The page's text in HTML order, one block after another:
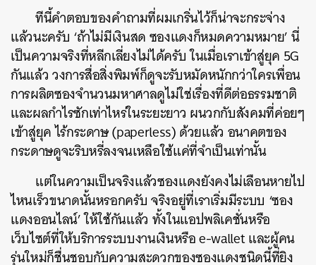
ทีนี้คำตอบของคำถามที่ผมเกริ่นไว้ก็น่าจะกระจ่าง
แล้วนะครับ ‘ถ้าไม่มีเงินสด ซองแดงก็หมดความหมาย’ นี่
เป็นความจริงที่หลีกเลี่ยงไม่ได้ครับ ในเมื่อเราเข้าสู่ยุค 5G
กันแล้ว วงการสื่อสิ่งพิมพ์ก็ดูจะรับหมัดหนักกว่าใครเพื่อน
การผลิตซองจำนวนมหาศาลดูไม่ใช่เรื่องที่ดีต่อธรรมชาติ
และผลกำไรซักเท่าไหร่ในระยะยาว ผนวกกับสังคมที่ค่อยๆ
เข้าสู่ยุค ไร้กระดาษ (paperless) ด้วยแล้ว อนาคตของ
กระดาษดูจะริบหรี่ลงจนเหลือใช้แค่ที่จำเป็นเท่านั้น
แต่ในความเป็นจริงแล้วซองแดงยังคงไม่เลือนหายไป
ไหนเร็วขนาดนั้นหรอกครับ จริงอยู่ที่เราเริ่มมีระบบ ‘ซอง
แดงออนไลน์’ ให้ใช้กันแล้ว ทั้งในแอปพลิเคชั่นหรือ
เว็บไซต์ที่ให้บริการระบบงานเงินหรือ e-wallet และผู้คน
รุ่นใหม่ก็ชื่นชอบกับความสะดวกของซองแดงชนิดนี้ที่ยิง